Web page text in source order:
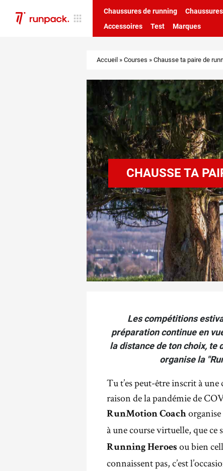
Chaussures de running
Accessoires
Test Marques
Accueil » Courses » Chausse ta paire de
CHAUSSE TA
Les compétitions
préparation continue en
la distance de ton choix, te
organise la
Tu t’es peut-être inscrit à
raison de la pandémie de
RunMotion Coach
à une course virtuelle, que ce
Running Heroes ou bien
connaissent pas, c’est